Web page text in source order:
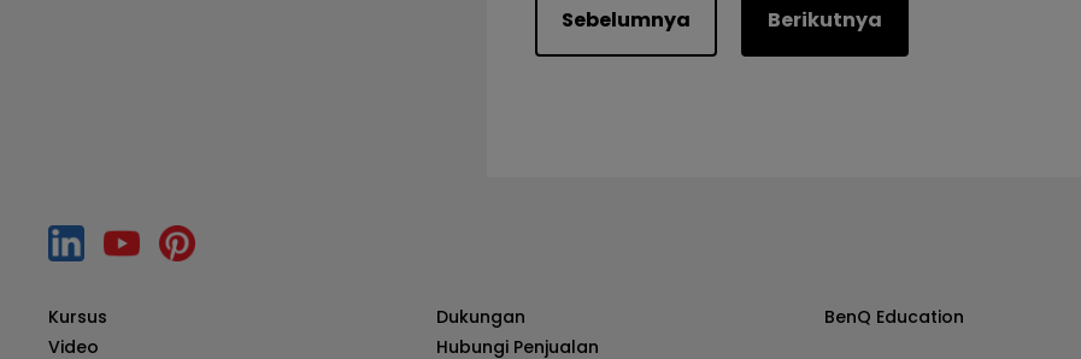
Sebelumnya Berikutnya
Kursus
Video
Dukungan
Hubungi Penjualan
BenQ Education